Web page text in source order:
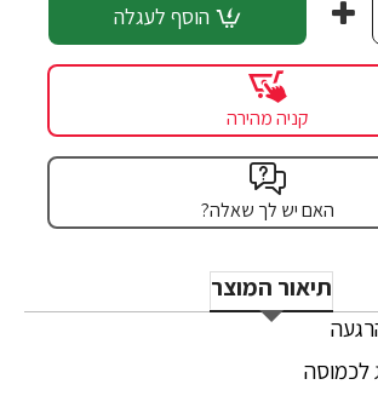
הוסף לעגלה
קניה מהירה
האם יש לך שאלה?
תיאור המוצר